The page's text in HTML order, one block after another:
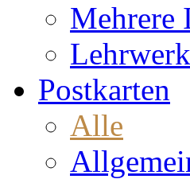
Mehrere
Postkarten
Alle